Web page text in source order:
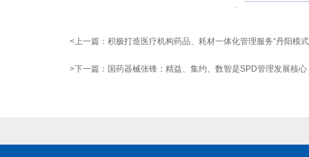
<上一篇： 积极打造医疗机构药品、耗材一体化管理服务“丹阳模式
>下一篇： 国药器械张锋：精益、集约、数智是SPD管理发展核心